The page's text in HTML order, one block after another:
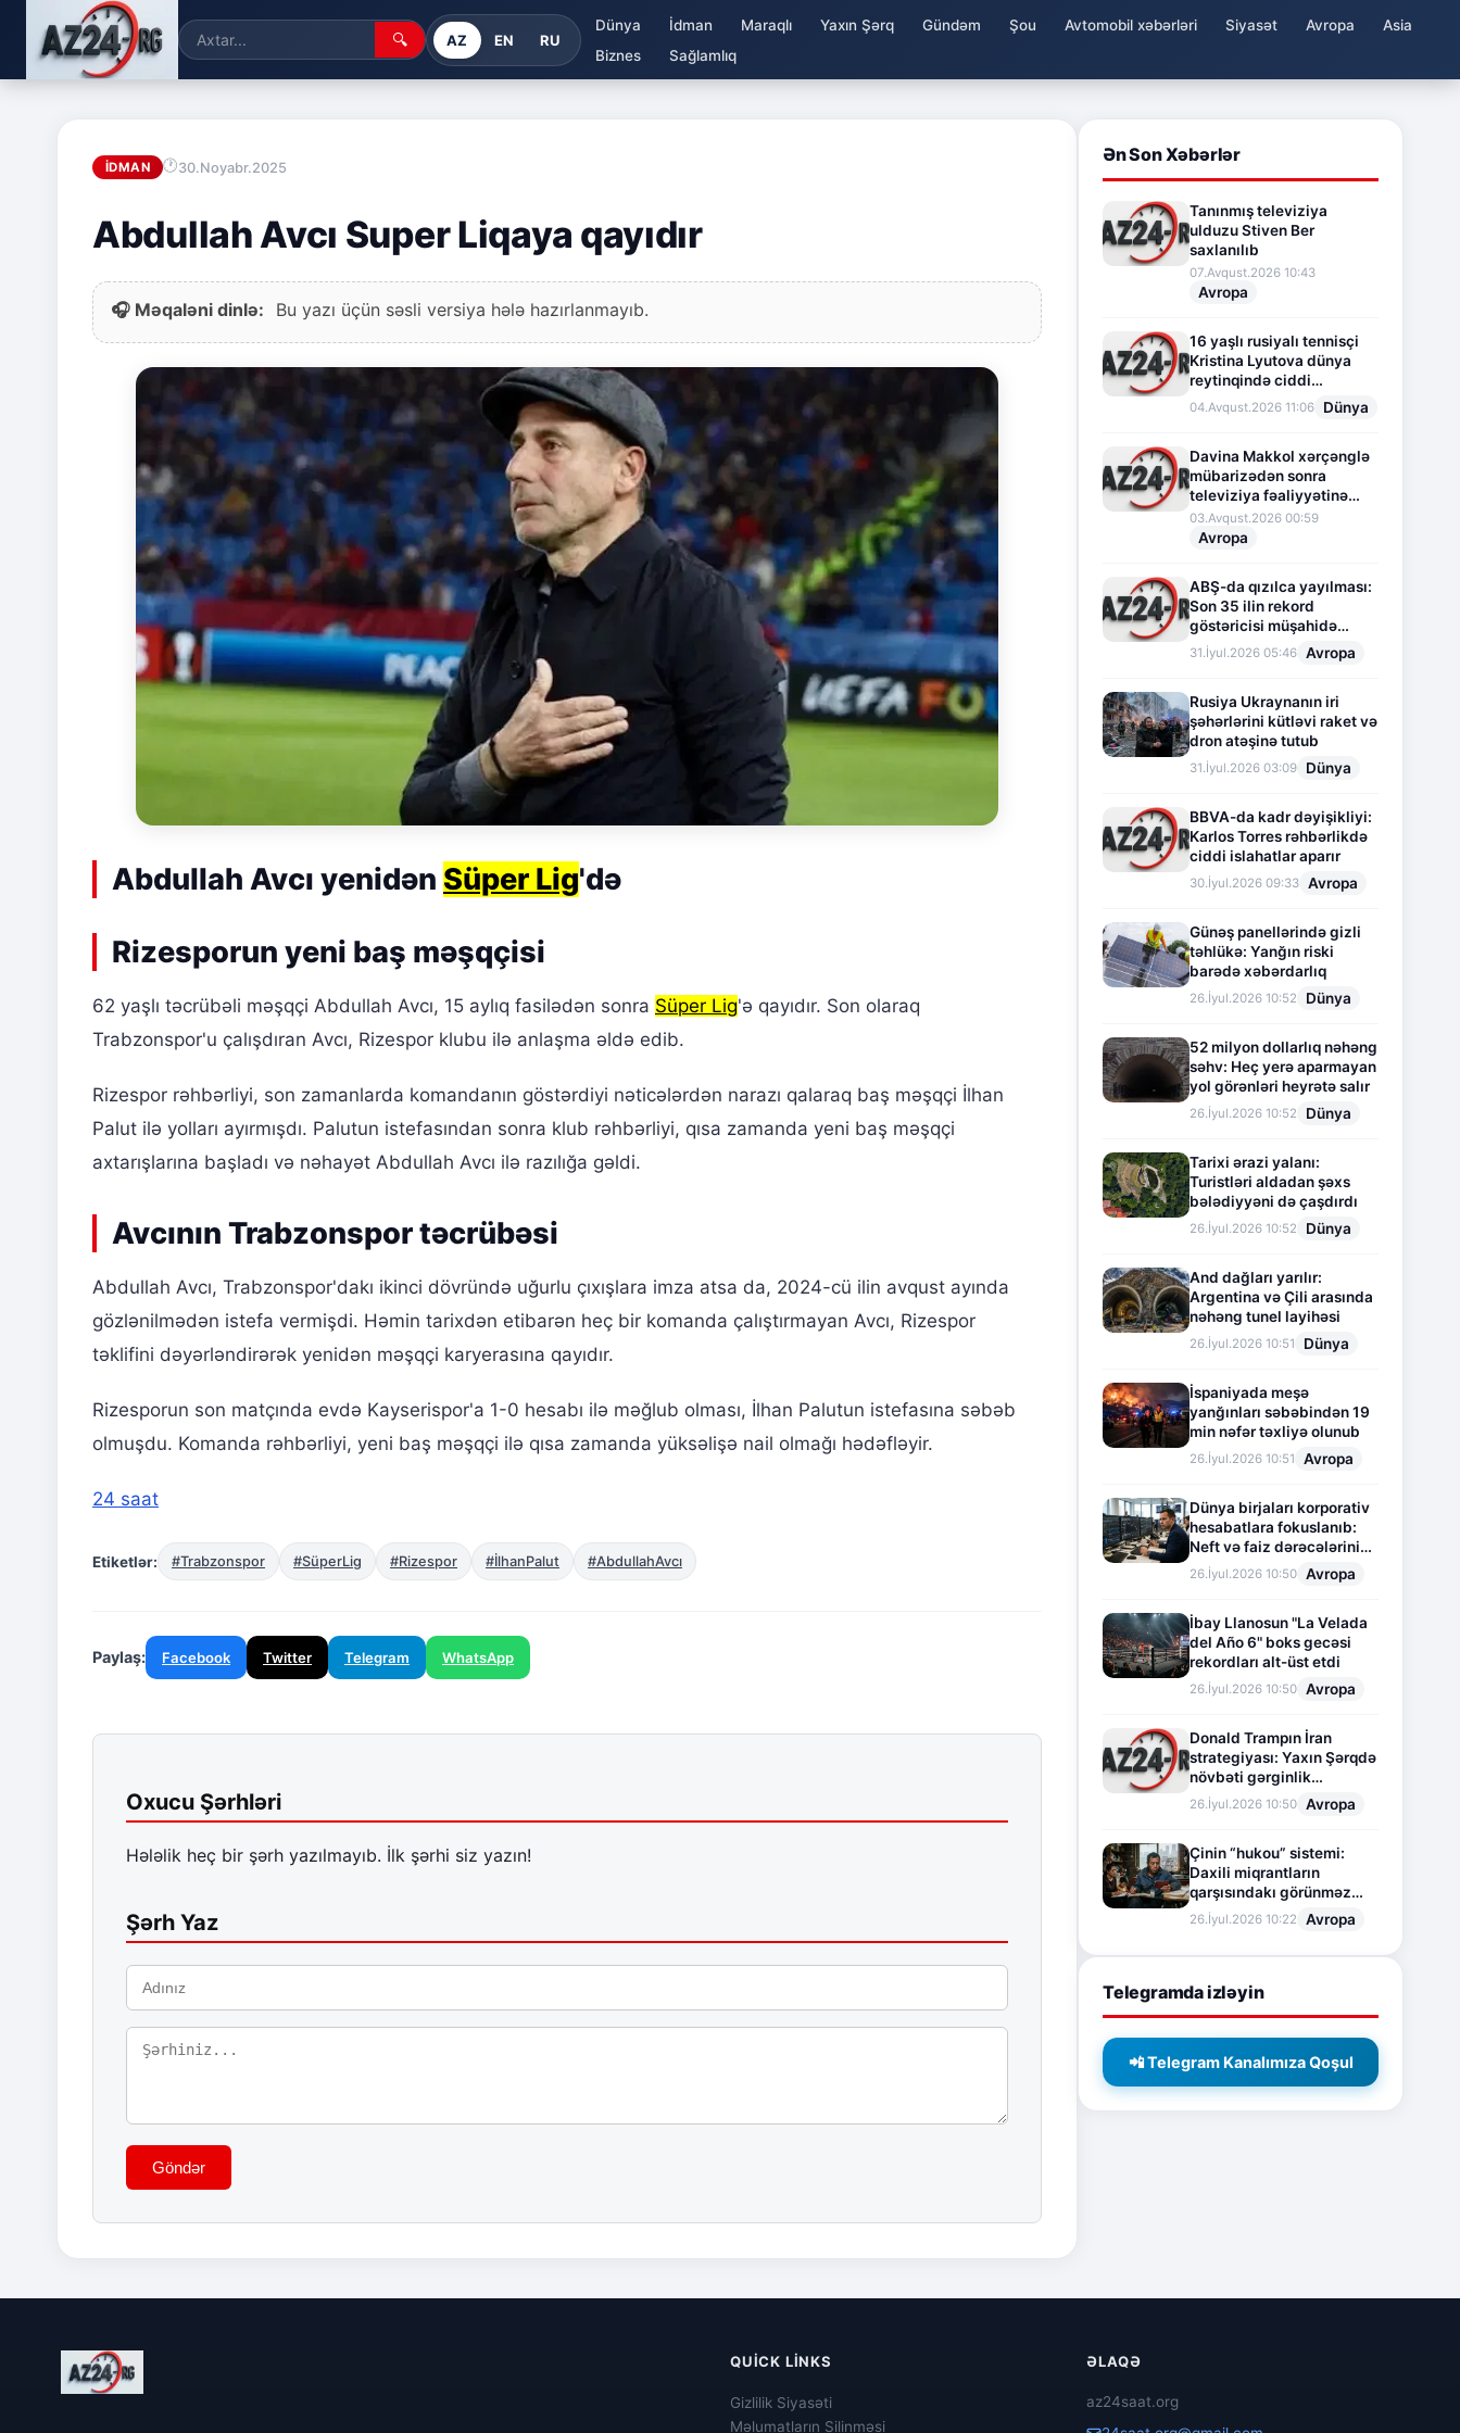
🔍 AZ EN RU
Dünya İdman Maraqlı Yaxın Şərq Gündəm Şou Avtomobil xəbərləri Siyasət Avropa
Asia
Biznes
Sağlamlıq
İDMAN 30.Noyabr.2025
Abdullah Avcı Super Liqaya qayıdır
🎧 Məqaləni dinlə: Bu yazı üçün səsli versiya hələ hazırlanmayıb.
Abdullah Avcı yenidən Süper Lig'də
Rizesporun yeni baş məşqçisi
62 yaşlı təcrübəli məşqçi Abdullah Avcı, 15 aylıq fasilədən sonra Süper Lig'ə qayıdır. Son olaraq
Trabzonspor'u çalışdıran Avcı, Rizespor klubu ilə anlaşma əldə edib.
Rizespor rəhbərliyi, son zamanlarda komandanın göstərdiyi nəticələrdən narazı qalaraq baş məşqçi İlhan
Palut ilə yolları ayırmışdı. Palutun istefasından sonra klub rəhbərliyi, qısa zamanda yeni baş məşqçi
axtarışlarına başladı və nəhayət Abdullah Avcı ilə razılığa gəldi.
Avcının Trabzonspor təcrübəsi
Abdullah Avcı, Trabzonspor'dakı ikinci dövründə uğurlu çıxışlara imza atsa da, 2024-cü ilin avqust ayında
gözlənilmədən istefa vermişdi. Həmin tarixdən etibarən heç bir komanda çalıştırmayan Avcı, Rizespor
təklifini dəyərləndirərək yenidən məşqçi karyerasına qayıdır.
Rizesporun son matçında evdə Kayserispor'a 1-0 hesabı ilə məğlub olması, İlhan Palutun istefasına səbəb
olmuşdu. Komanda rəhbərliyi, yeni baş məşqçi ilə qısa zamanda yüksəlişə nail olmağı hədəfləyir.
24 saat
Etiketlər: #Trabzonspor #SüperLig #Rizespor #İlhanPalut #AbdullahAvcı
Paylaş: Facebook Twitter Telegram WhatsApp
Oxucu Şərhləri
Hələlik heç bir şərh yazılmayıb. İlk şərhi siz yazın!
Şərh Yaz
Göndər
Ən Son Xəbərlər
Tanınmış televiziya
ulduzu Stiven Ber
saxlanılıb
07.Avqust.2026 10:43
Avropa
16 yaşlı rusiyalı tennisçi
Kristina Lyutova dünya
reytinqində ciddi
irəliləyişə imza atdı
04.Avqust.2026 11:06 Dünya
Davina Makkol xərçənglə
mübarizədən sonra
televiziya fəaliyyətinə
fasilə verir
03.Avqust.2026 00:59
Avropa
ABŞ-da qızılca yayılması:
Son 35 ilin rekord
göstəricisi müşahidə
olunur
31.İyul.2026 05:46 Avropa
Rusiya Ukraynanın iri
şəhərlərini kütləvi raket və
dron atəşinə tutub
31.İyul.2026 03:09 Dünya
BBVA-da kadr dəyişikliyi:
Karlos Torres rəhbərlikdə
ciddi islahatlar aparır
30.İyul.2026 09:33 Avropa
Günəş panellərində gizli
təhlükə: Yanğın riski
barədə xəbərdarlıq
26.İyul.2026 10:52 Dünya
52 milyon dollarlıq nəhəng
səhv: Heç yerə aparmayan
yol görənləri heyrətə salır
26.İyul.2026 10:52 Dünya
Tarixi ərazi yalanı:
Turistləri aldadan şəxs
bələdiyyəni də çaşdırdı
26.İyul.2026 10:52 Dünya
And dağları yarılır:
Argentina və Çili arasında
nəhəng tunel layihəsi
26.İyul.2026 10:51 Dünya
İspaniyada meşə
yanğınları səbəbindən 19
min nəfər təxliyə olunub
26.İyul.2026 10:51 Avropa
Dünya birjaları korporativ
hesabatlara fokuslanıb:
Neft və faiz dərəcələrinin
təsiri altında cari vəziyyət
26.İyul.2026 10:50 Avropa
İbay Llanosun "La Velada
del Año 6" boks gecəsi
rekordları alt-üst etdi
26.İyul.2026 10:50 Avropa
Donald Trampın İran
strategiyası: Yaxın Şərqdə
növbəti gərginlik
mərhələsi
26.İyul.2026 10:50 Avropa
Çinin “hukou” sistemi:
Daxili miqrantların
qarşısındakı görünməz
sədd
26.İyul.2026 10:22 Avropa
Telegramda izləyin
📲 Telegram Kanalımıza Qoşul
QUICK LINKS
Gizlilik Siyasəti
Məlumatların Silinməsi
ƏLAQƏ
az24saat.org